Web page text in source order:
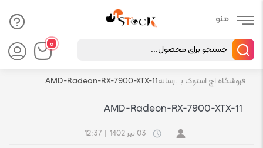
۰
Products
search
فروشگاه اچ استوک بازار انلاین تجهیزات کامپیوتر استوکرسانهAMD-Radeon-RX-7900-XTX-11
AMD-Radeon-RX-7900-XTX-11
03 تیر 1402 12:37